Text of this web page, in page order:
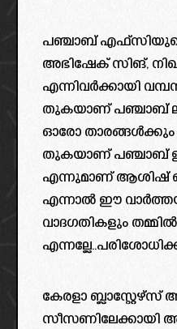
പഞ്ചാബ്
അഭിഷേക് സിങ്,
എന്നിവർക്കായി
തുകയാണ് പഞ്ചാബ്
ഓരോ താരങ്ങൾക്കും
തുകയാണ് പഞ്ചാബ്
എന്നുമാണ് ആശിഷ്
എന്നാൽ ഈ
വാദഗതികളും
കേരളാ
സീസണിലേക്കായി